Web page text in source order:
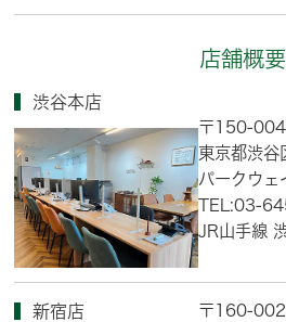
店舗概要
渋谷本店
〒150-
東京都渋
パークウェ
TEL:03-
JR山手線
新宿店
〒160-